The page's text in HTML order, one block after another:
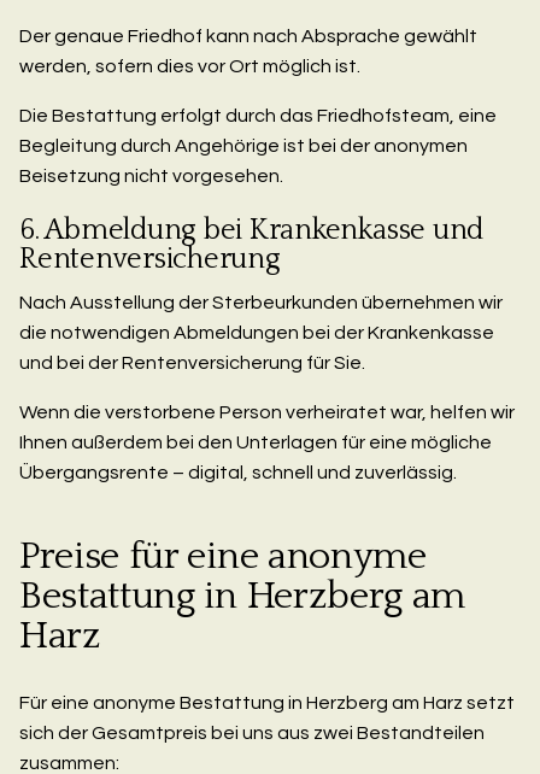
Der genaue Friedhof kann nach Absprache gewählt
werden, sofern dies vor Ort möglich ist.
Die Bestattung erfolgt durch das Friedhofsteam, eine
Begleitung durch Angehörige ist bei der anonymen
Beisetzung nicht vorgesehen.
6. Abmeldung bei Krankenkasse und
Rentenversicherung
Nach Ausstellung der Sterbeurkunden übernehmen wir
die notwendigen Abmeldungen bei der Krankenkasse
und bei der Rentenversicherung für Sie.
Wenn die verstorbene Person verheiratet war, helfen wir
Ihnen außerdem bei den Unterlagen für eine mögliche
Übergangsrente – digital, schnell und zuverlässig.
Preise für eine anonyme
Bestattung in Herzberg am
Harz
Für eine anonyme Bestattung in Herzberg am Harz setzt
sich der Gesamtpreis bei uns aus zwei Bestandteilen
zusammen: